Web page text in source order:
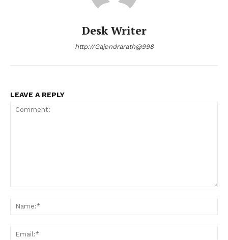
Desk Writer
http://Gajendrarath@998
LEAVE A REPLY